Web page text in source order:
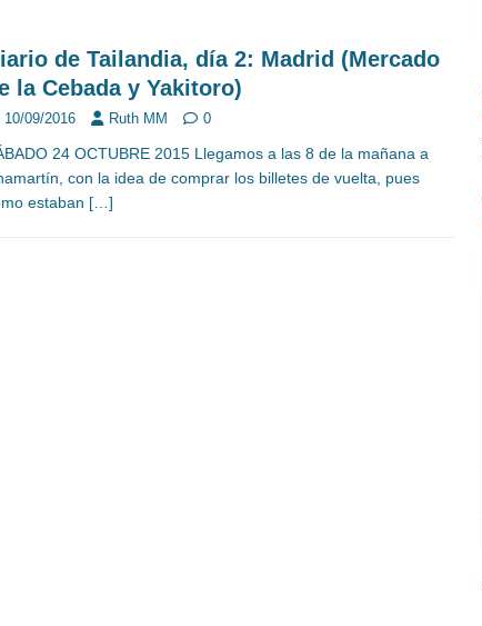
de Tailandia, día 2: Madrid (Mercado
la Cebada y Yakitoro)
10/09/2016 Ruth MM 0
24 OCTUBRE 2015 Llegamos a las 8 de la mañana a
con la idea de comprar los billetes de vuelta, pues
estaban […]